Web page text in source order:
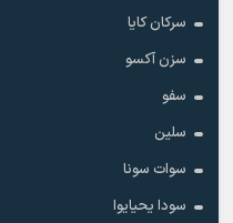
سرکان کایا
سزن آکسو
سفو
سلین
سوات سونا
سودا یحیایوا